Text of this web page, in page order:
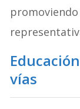
vías